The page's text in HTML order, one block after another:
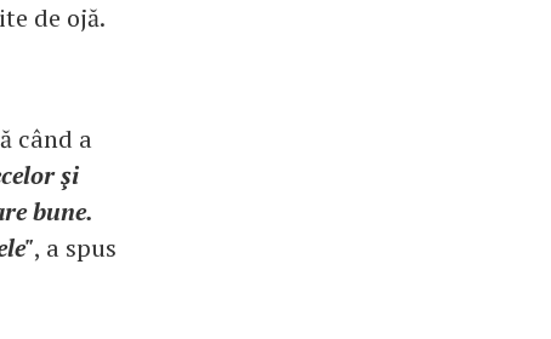
de ojă.
când a
şi
bune.
, a spus